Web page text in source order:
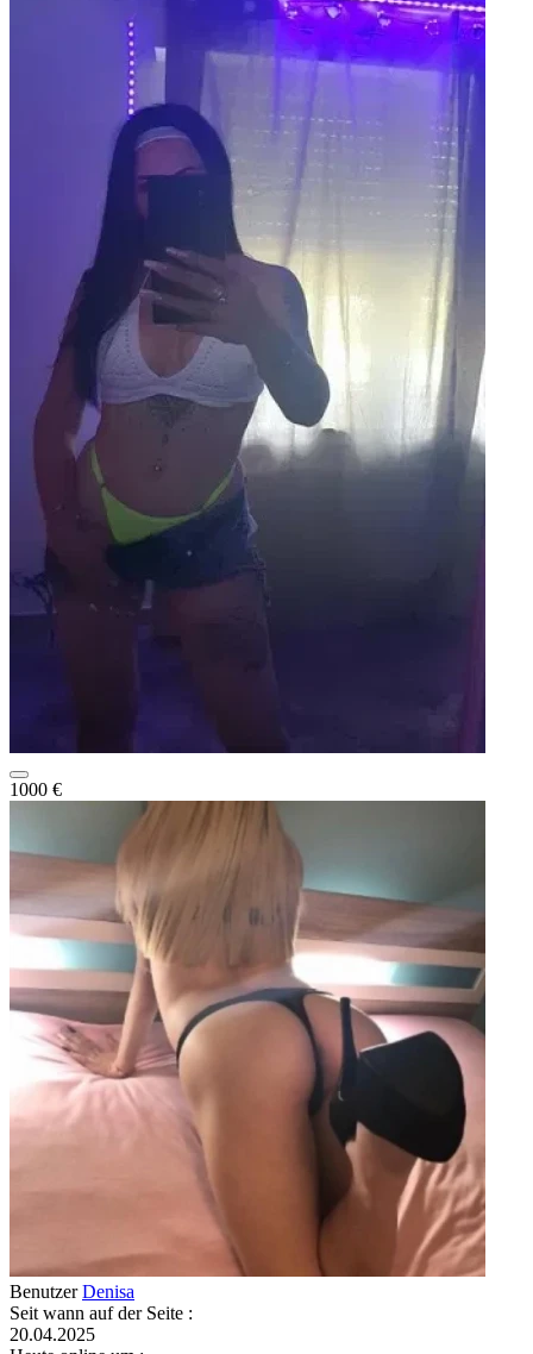
1000 €
BenutzerDenisa
Seit wann auf der Seite :
20.04.2025